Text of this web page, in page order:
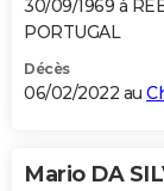
30/09/1969 à
PORTUGAL
Décès
06/02/2022 au
Mario DA